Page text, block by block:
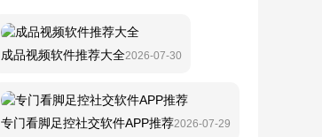
成品视频软件推荐大全2026-07-30
专门看脚足控社交软件APP推荐2026-07-29